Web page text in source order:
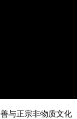
与正宗非物质文化